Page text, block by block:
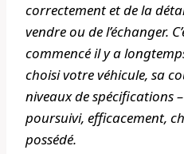
correctement et de la
vendre ou de l’échanger.
commencé il y a
choisi votre véhicule, sa
niveaux de spécifications
poursuivi, efficacement,
possédé.